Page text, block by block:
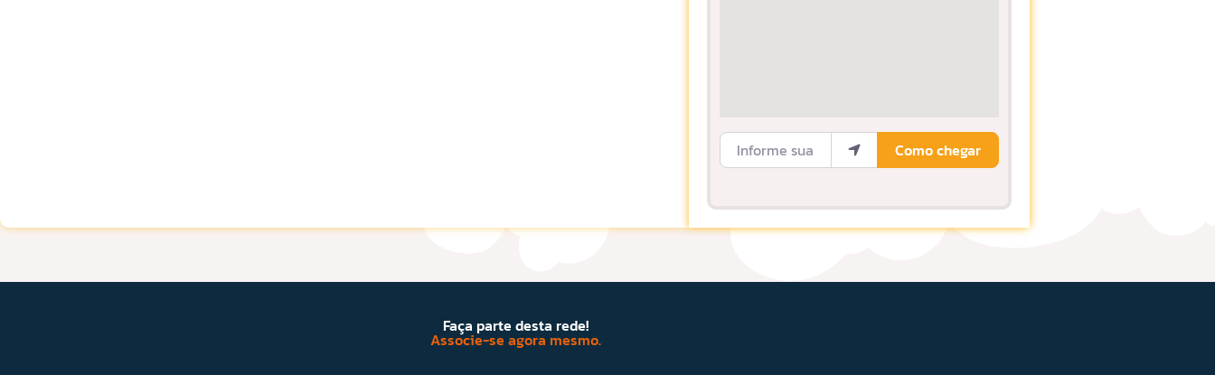
Informe sua Localização
Como chegar
Faça parte desta rede!
Associe-se agora mesmo.